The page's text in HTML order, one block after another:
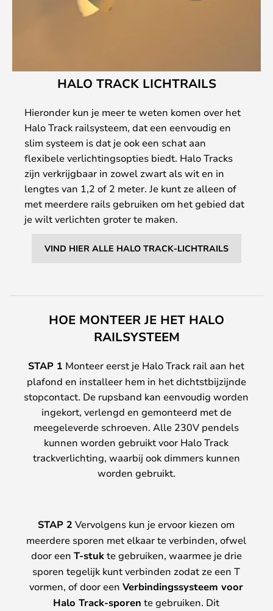
HALO TRACK LICHTRAILS
Hieronder kun je meer te weten komen over het
Halo Track railsysteem, dat een eenvoudig en
slim systeem is dat je ook een schat aan
flexibele verlichtingsopties biedt. Halo Tracks
zijn verkrijgbaar in zowel zwart als wit en in
lengtes van 1,2 of 2 meter. Je kunt ze alleen of
met meerdere rails gebruiken om het gebied dat
je wilt verlichten groter te maken.
VIND HIER ALLE HALO TRACK-LICHTRAILS
HOE MONTEER JE HET HALO
RAILSYSTEEM
STAP 1 Monteer eerst je Halo Track rail aan het
plafond en installeer hem in het dichtstbijzijnde
stopcontact. De rupsband kan eenvoudig worden
ingekort, verlengd en gemonteerd met de
meegeleverde schroeven. Alle 230V pendels
kunnen worden gebruikt voor Halo Track
trackverlichting, waarbij ook dimmers kunnen
worden gebruikt.
STAP 2 Vervolgens kun je ervoor kiezen om
meerdere sporen met elkaar te verbinden, ofwel
door een T-stukte gebruiken, waarmee je drie
sporen tegelijk kunt verbinden zodat ze een T
vormen, of door eenVerbindingssysteem voor
Halo Track-sporen te gebruiken. Dit